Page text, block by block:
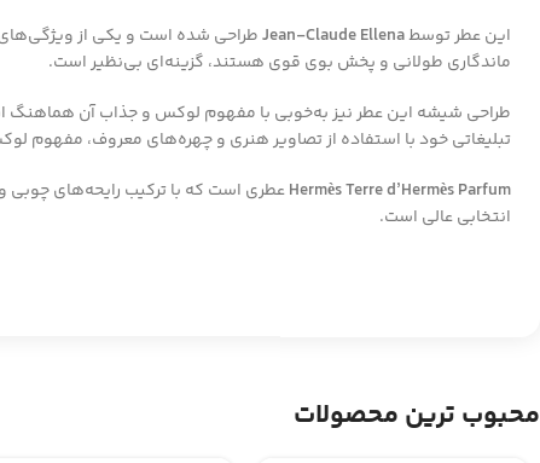
این عطر توسطJean-Claude Ellenaطراحی شده است و یکی از ویژگی‌های
ماندگاری طولانی و پخش بوی قوی هستند، گزینه‌ای بی‌نظیر است.
طراحی شیشه این عطر نیز به‌خوبی با مفهوم لوکس و جذاب آن
تبلیغاتی خود با استفاده از تصاویر هنری و چهره‌های معروف، مفهوم
Hermès Terre d’Hermès Parfumعطری است که با ترکیب رایحه‌های چوبی
انتخابی عالی است.
محبوب ترین محصولات